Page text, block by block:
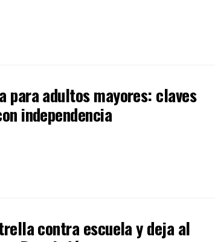
para adultos mayores: claves
independencia
contra escuela y deja al